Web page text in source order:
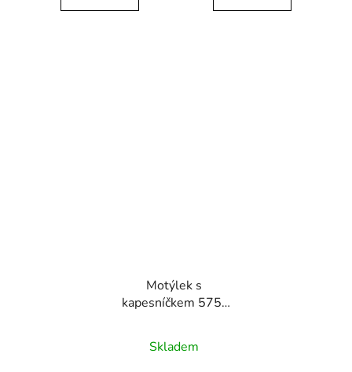
Motýlek s
kapesníčkem 575-
Skladem